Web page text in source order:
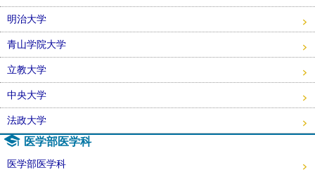
明治大学
青山学院大学
立教大学
中央大学
法政大学
医学部医学科
医学部医学科